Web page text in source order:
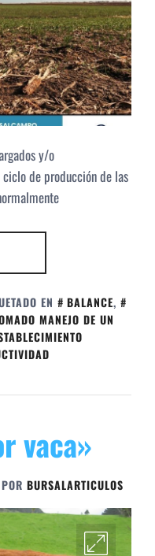
y/o
de producción de las
EN BALANCE,
MANEJO DE UN
vaca»
POR BURSALARTICULOS